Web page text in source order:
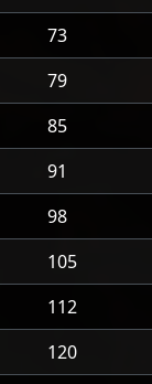
73
79
85
91
98
105
112
120